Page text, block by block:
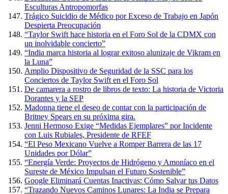
Esculturas Antropomorfas
Trágico Suicidio de Médico por Exceso de Trabajo en Japón
Despierta Preocupación
“Taylor Swift hace historia en el Foro Sol de la CDMX con
un inolvidable concierto”
“India marca historia al lograr exitoso alunizaje de Vikram en
la Luna”
Amplio Dispositivo de Seguridad de la SSC para los
Conciertos de Taylor Swift en el Foro Sol
De camarera a rostro de libros de texto: La historia de Victoria
Dorantes y la SEP
Madonna tiene el deseo de contar con la participación de
Britney Spears en su próxima gira.
Jenni Hermoso Exige “Medidas Ejemplares” por Incidente
con Luis Rubiales, Presidente de RFEF
“El Peso Mexicano Vuelve a Romper Barrera de las 17
Unidades por Dólar”
“Energía Verde: Proyectos de Hidrógeno y Amoníaco en el
Sureste de México Impulsan el Futuro Sostenible”
Google Eliminará Cuentas Inactivas: Cómo Salvar tus Datos
“Trazando Nuevos Caminos Lunares: La India se Prepara